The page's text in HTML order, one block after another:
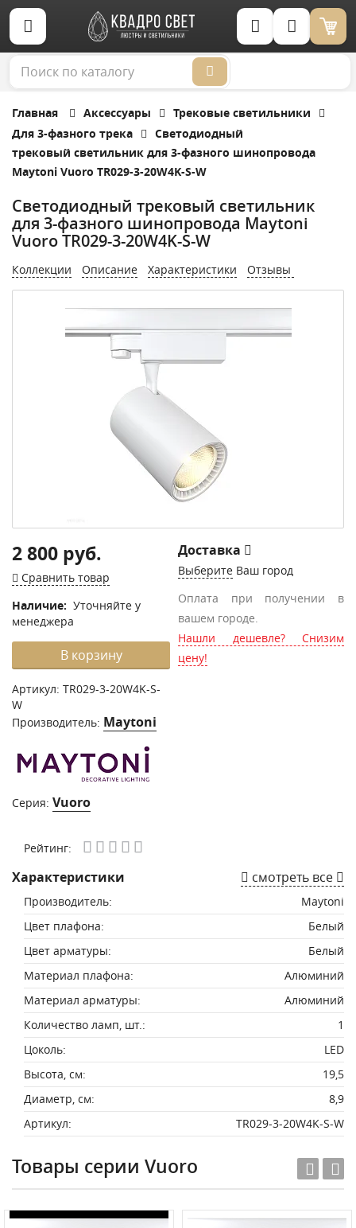
Корзина (0)
Главная Аксессуары
Трековые светильники
Для 3-фазного трека
Светодиодный
трековый светильник для 3-фазного шинопровода
Maytoni Vuoro TR029-3-20W4K-S-W
Светодиодный трековый светильник
для 3-фазного шинопровода Maytoni
Vuoro TR029-3-20W4K-S-W
Коллекции Описание Характеристики Отзывы
2 800 руб.
Сравнить товар
Наличие: Уточняйте у
менеджера
В корзину
Артикул: TR029-3-20W4K-S-
W
Производитель: Maytoni
Серия: Vuoro
Доставка
Выберите Ваш город
Оплата при получении в
вашем городе.
Нашли дешевле? Снизим
цену!
Рейтинг:
Характеристики смотреть все
Производитель:
Maytoni
Цвет плафона:
Белый
Цвет арматуры:
Белый
Материал плафона:
Алюминий
Материал арматуры:
Алюминий
Количество ламп, шт.:
1
Цоколь:
LED
Высота, см:
19,5
Диаметр, см:
8,9
Артикул:
TR029-3-20W4K-S-W
Товары серии Vuoro